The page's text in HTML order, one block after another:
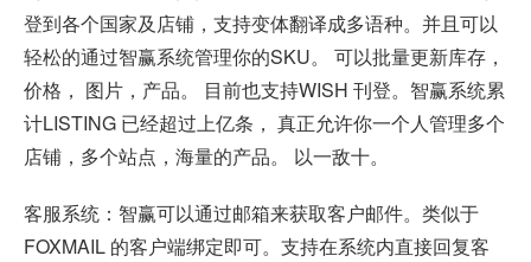
登到各个国家及店铺，支持变体翻译成多语种。并且可以
轻松的通过智赢系统管理你的SKU。 可以批量更新库存，
价格， 图片，产品。 目前也支持WISH 刊登。智赢系统累
计LISTING 已经超过上亿条， 真正允许你一个人管理多个
店铺，多个站点，海量的产品。 以一敌十。
客服系统：智赢可以通过邮箱来获取客户邮件。类似于
FOXMAIL 的客户端绑定即可。支持在系统内直接回复客